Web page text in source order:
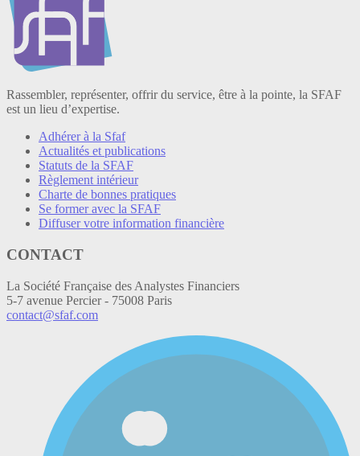
Rassembler, représenter, offrir du service, être à la pointe, la SFAF
est un lieu d’expertise.
Adhérer à la Sfaf
Actualités et publications
Statuts de la SFAF
Règlement intérieur
Charte de bonnes pratiques
Se former avec la SFAF
Diffuser votre information financière
CONTACT
La Société Française des Analystes Financiers
5-7 avenue Percier - 75008 Paris
contact@sfaf.com